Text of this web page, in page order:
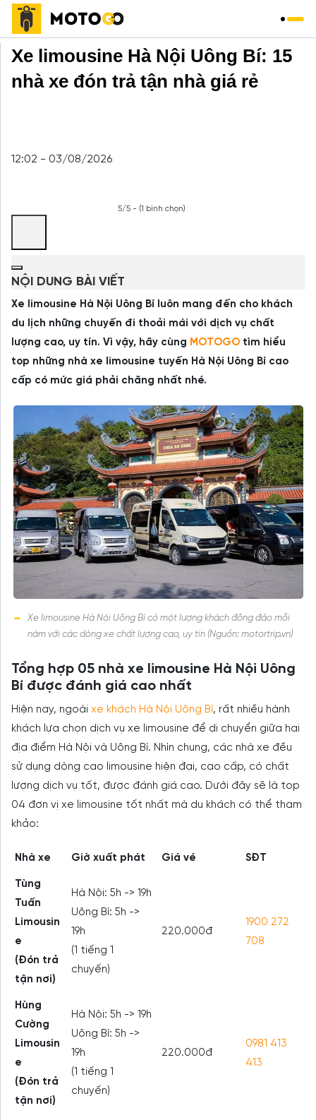
Trang chủ » Xe Khách»
Xe limousine Hà Nội Uông Bí: 15
nhà xe đón trả tận nhà giá rẻ
12:02 - 03/08/2026
5/5 - (1 bình chọn)
NỘI DUNG BÀI VIẾT
Xe limousine Hà Nội Uông Bí luôn mang đến cho khách
du lịch những chuyến đi thoải mái với dịch vụ chất
lượng cao, uy tín. Vì vậy, hãy cùng MOTOGO tìm hiểu
top những nhà xe limousine tuyến Hà Nội Uông Bí cao
cấp có mức giá phải chăng nhất nhé.
Xe limousine Hà Nội Uông Bí có một lượng khách đông đảo mỗi
năm với các dòng xe chất lượng cao, uy tín (Nguồn: motortrip.vn)
Tổng hợp 05 nhà xe limousine Hà Nội Uông
Bí được đánh giá cao nhất
Hiện nay, ngoài xe khách Hà Nội Uông Bí, rất nhiều hành
khách lựa chọn dịch vụ xe limousine để di chuyển giữa hai
địa điểm Hà Nội và Uông Bí. Nhìn chung, các nhà xe đều
sử dụng dòng cao limousine hiện đại, cao cấp, có chất
lượng dịch vụ tốt, được đánh giá cao. Dưới đây sẽ là top
04 đơn vị xe limousine tốt nhất mà du khách có thể tham
khảo:
Nhà xe Giờ xuất phát Giá vé SĐT
Tùng
Tuấn
Limousin
e
(Đón trả
tận nơi)
Hà Nội: 5h -> 19h
Uông Bí: 5h ->
19h
(1 tiếng 1
chuyến)
220.000đ
1900 272
708
Hùng
Cường
Limousin
e
(Đón trả
tận nơi)
Hà Nội: 5h -> 19h
Uông Bí: 5h ->
19h
(1 tiếng 1
chuyến)
220.000đ
0981 413
413